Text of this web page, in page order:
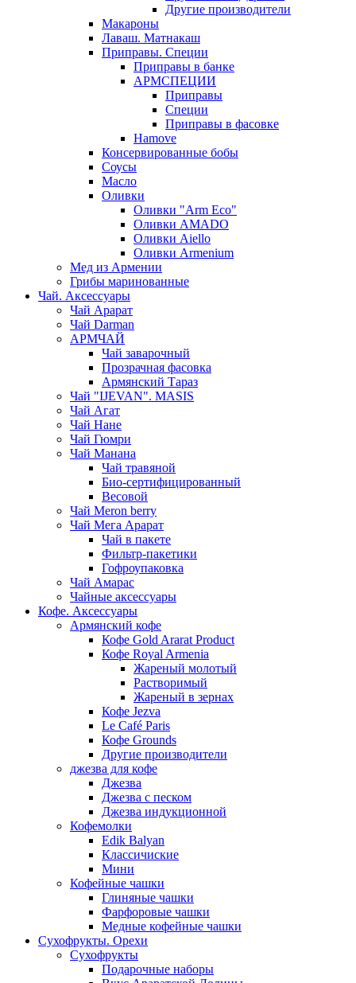
Другие производители
Макароны
Лаваш. Матнакаш
Приправы. Специи
Приправы в банке
АРМСПЕЦИИ
Приправы
Специи
Приправы в фасовке
Hamove
Консервированные бобы
Соусы
Масло
Оливки
Оливки "Arm Eco"
Оливки AMADO
Оливки Aiello
Оливки Armenium
Мед из Армении
Грибы маринованные
Чай. Аксессуары
Чай Арарат
Чай Darman
АРМЧАЙ
Чай заварочный
Прозрачная фасовка
Армянский Тараз
Чай "IJEVAN". MASIS
Чай Агат
Чай Нане
Чай Гюмри
Чай Манана
Чай травяной
Био-сертифицированный
Весовой
Чай Meron berry
Чай Мега Арарат
Чай в пакете
Фильтр-пакетики
Гофроупаковка
Чай Амарас
Чайные аксессуары
Кофе. Аксессуары
Армянский кофе
Кофе Gold Ararat Product
Кофе Royal Armenia
Жареный молотый
Растворимый
Жареный в зернах
Кофе Jezva
Le Café Paris
Кофе Grounds
Другие производители
джезва для кофе
Джезва
Джезва с песком
Джезва индукционной
Кофемолки
Edik Balyan
Классичиские
Мини
Кофейные чашки
Глиняные чашки
Фарфоровые чашки
Медные кофейные чашки
Сухофрукты. Орехи
Сухофрукты
Подарочные наборы